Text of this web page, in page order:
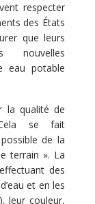
respecter
des États
que leurs
nouvelles
eau potable
la qualité de
se fait
de la
terrain ». La
des
et en les
leur couleur,